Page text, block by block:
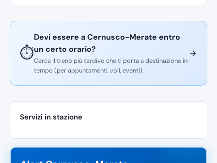
⏱️
Devi essere a Cernusco-Merate entro
un certo orario?
Cerca il treno più tardivo che ti porta a destinazione in
tempo (per appuntamenti, voli, eventi).
Servizi in stazione